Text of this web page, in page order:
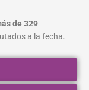
de 329
a la fecha.